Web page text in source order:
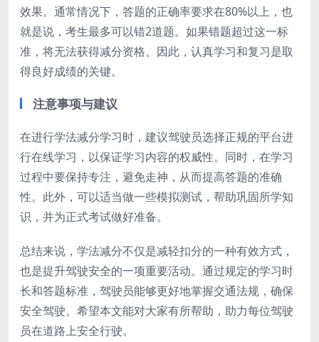
效果。通常情况下，答题的正确率要求在80%以上，也
就是说，考生最多可以错2道题。如果错题超过这一标
准，将无法获得减分资格。因此，认真学习和复习是取
得良好成绩的关键。
注意事项与建议
在进行学法减分学习时，建议驾驶员选择正规的平台进
行在线学习，以保证学习内容的权威性。同时，在学习
过程中要保持专注，避免走神，从而提高答题的准确
性。此外，可以适当做一些模拟测试，帮助巩固所学知
识，并为正式考试做好准备。
总结来说，学法减分不仅是减轻扣分的一种有效方式，
也是提升驾驶安全的一项重要活动。通过规定的学习时
长和答题标准，驾驶员能够更好地掌握交通法规，确保
安全驾驶。希望本文能对大家有所帮助，助力每位驾驶
员在道路上安全行驶。